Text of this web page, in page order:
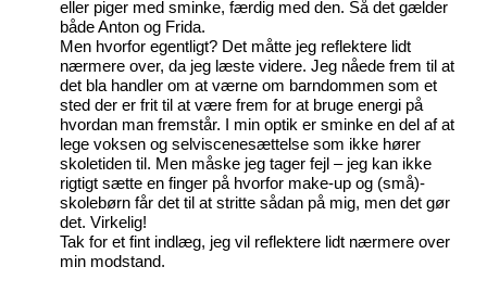
eller piger med sminke, færdig med den. Så det gælder
både Anton og Frida.
Men hvorfor egentligt? Det måtte jeg reflektere lidt
nærmere over, da jeg læste videre. Jeg nåede frem til at
det bla handler om at værne om barndommen som et
sted der er frit til at være frem for at bruge energi på
hvordan man fremstår. I min optik er sminke en del af at
lege voksen og selviscenesættelse som ikke hører
skoletiden til. Men måske jeg tager fejl – jeg kan ikke
rigtigt sætte en finger på hvorfor make-up og (små)-
skolebørn får det til at stritte sådan på mig, men det gør
det. Virkelig!
Tak for et fint indlæg, jeg vil reflektere lidt nærmere over
min modstand.